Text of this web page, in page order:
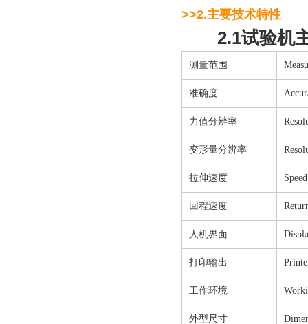
>>2.主要技术特性
2.1试验机
测量范围
准确度
力值分辨率
变形量分辨率
拉伸速度
回程速度
人机界面
打印输出
工作环境
外型尺寸